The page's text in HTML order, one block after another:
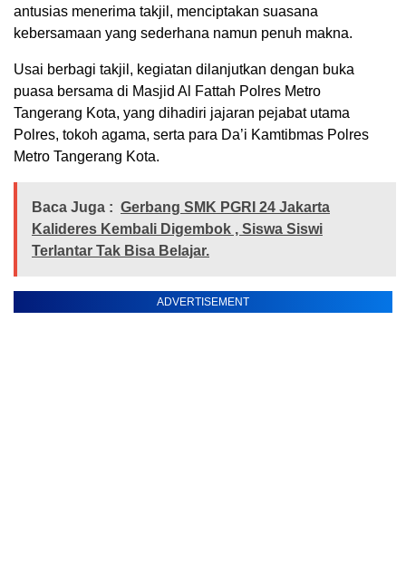
antusias menerima takjil, menciptakan suasana
kebersamaan yang sederhana namun penuh makna.
Usai berbagi takjil, kegiatan dilanjutkan dengan buka
puasa bersama di Masjid Al Fattah Polres Metro
Tangerang Kota, yang dihadiri jajaran pejabat utama
Polres, tokoh agama, serta para Da’i Kamtibmas Polres
Metro Tangerang Kota.
Baca Juga : Gerbang SMK PGRI 24 Jakarta
Kalideres Kembali Digembok , Siswa Siswi
Terlantar Tak Bisa Belajar.
ADVERTISEMENT